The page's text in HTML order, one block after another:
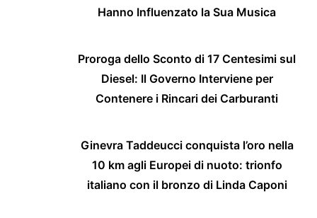
Hanno Influenzato la Sua Musica
Proroga dello Sconto di 17 Centesimi sul
Diesel: Il Governo Interviene per
Contenere i Rincari dei Carburanti
Ginevra Taddeucci conquista l’oro nella
10 km agli Europei di nuoto: trionfo
italiano con il bronzo di Linda Caponi